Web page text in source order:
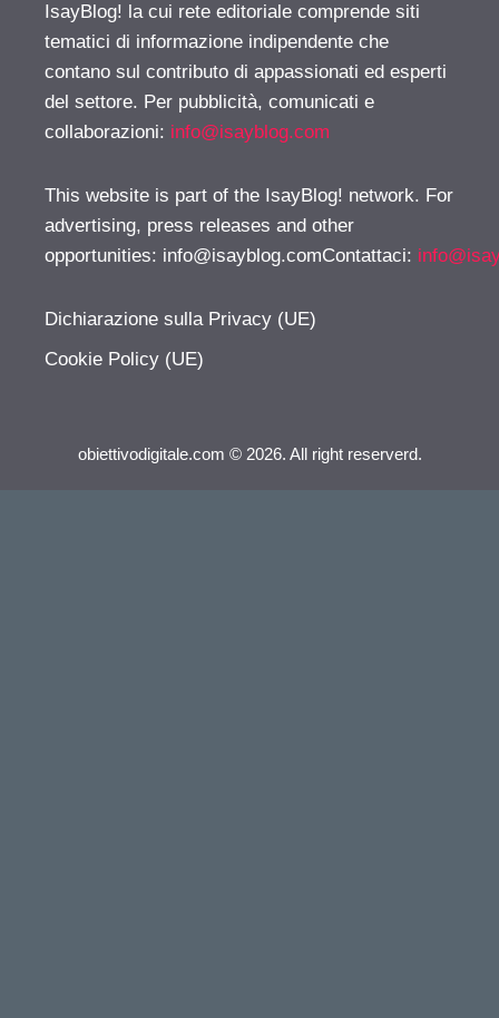
IsayBlog! la cui rete editoriale comprende siti
tematici di informazione indipendente che
contano sul contributo di appassionati ed esperti
del settore. Per pubblicità, comunicati e
collaborazioni: info@isayblog.com
This website is part of the IsayBlog! network. For
advertising, press releases and other
opportunities: info@isayblog.comContattaci:
Dichiarazione sulla Privacy (UE)
Cookie Policy (UE)
obiettivodigitale.com © 2026. All right reserverd.